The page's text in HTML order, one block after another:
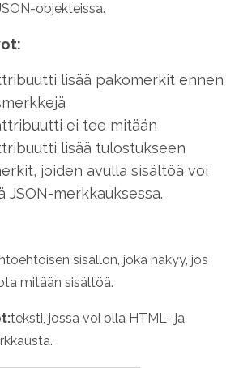
objekteissa.
lisää pakomerkit ennen
ei tee mitään
lisää tulostukseen
joiden avulla sisältöä voi
JSON-merkkauksessa.
sisällön, joka näkyy, jos
mitään sisältöä.
teksti, jossa voi olla HTML- ja